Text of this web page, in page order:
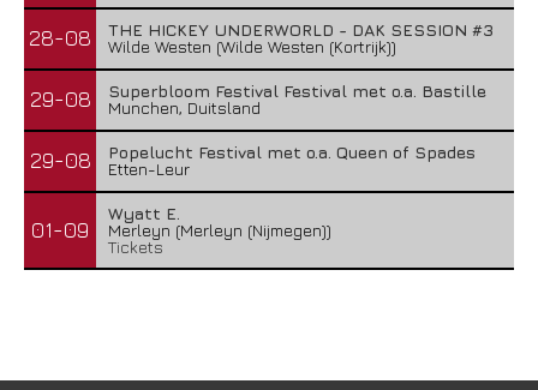
28-08
THE HICKEY UNDERWORLD - DAK SESSION #3
Wilde Westen (Wilde Westen (Kortrijk))
29-08
Superbloom Festival Festival met o.a. Bastille
Munchen, Duitsland
29-08
Popelucht Festival met o.a. Queen of Spades
Etten-Leur
01-09
Wyatt E.
Merleyn (Merleyn (Nijmegen))
Tickets